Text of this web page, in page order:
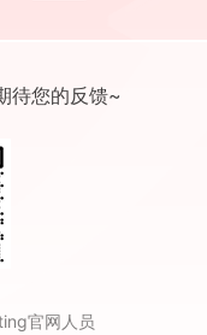
蓬负责，向CEO陈睿
发行部，向陈彤蓬汇
；全年收入10847亿
高于行业平均水平，
比增长17.8%。2023
待您的反馈~
官网人员